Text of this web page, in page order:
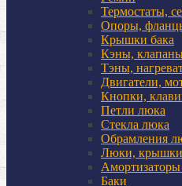
Термостаты,
Опоры,
Крышки бака
Кэны,
Тэны,
Двигатели,
Кнопки,
Петли люка
Стекла люка
Обрамления
Люки, крышки
Баки